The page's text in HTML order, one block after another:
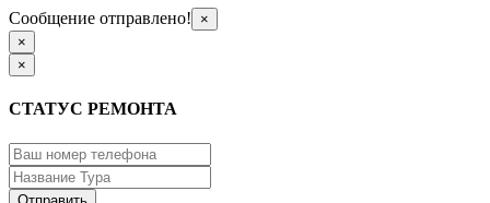
Сообщение отправлено!
×
×
×
СТАТУС РЕМОНТА